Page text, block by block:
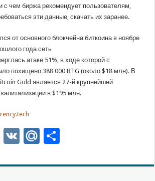
с чем биржа рекомендует пользователям,
эти данные, скачать их заранее.
от основного блокчейна биткоина в ноябре
года сеть
атаке 51%, в ходе которой с
похищено 388 000 BTG (около $18 млн). В
Gold является 27-й крупнейшей
в $195 млн.
Odnoklassniki
VK Mail.Ru